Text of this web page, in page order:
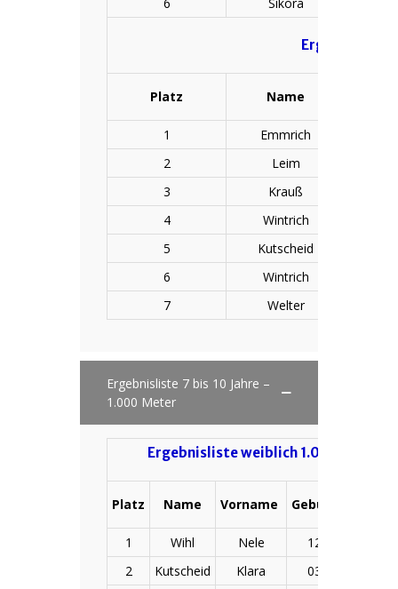
Ergebnisliste
Platz Name
1 Emmrich
2
Leim
3
Krauß
4
Wintrich
5
Kutscheid
6
Wintrich
7
Welter
Ergebnisliste 7 bis 10 Jahre –
1.000 Meter
Ergebnisliste weiblich 1.000 m
Platz Name Vorname Geburtsdatum
1 Wihl Nele 12.08.2011
2
Kutscheid Klara 03.04.2013